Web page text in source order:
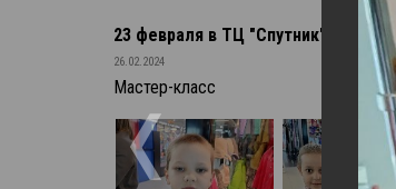
23 февраля в ТЦ "Спутник" г. Юрга
26.02.2024
Мастер-класс